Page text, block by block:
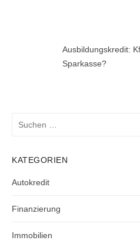
Ausbildungskredit:
Sparkasse?
KATEGORIEN
Autokredit
Finanzierung
Immobilien